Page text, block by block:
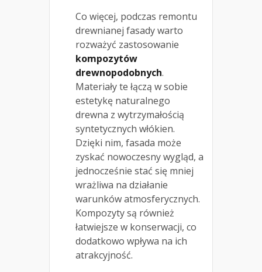
Co więcej, podczas remontu
drewnianej fasady warto
rozważyć zastosowanie
kompozytów
drewnopodobnych.
Materiały te łączą w sobie
estetykę naturalnego
drewna z wytrzymałością
syntetycznych włókien.
Dzięki nim, fasada może
zyskać nowoczesny wygląd, a
jednocześnie stać się mniej
wrażliwa na działanie
warunków atmosferycznych.
Kompozyty są również
łatwiejsze w konserwacji, co
dodatkowo wpływa na ich
atrakcyjność.